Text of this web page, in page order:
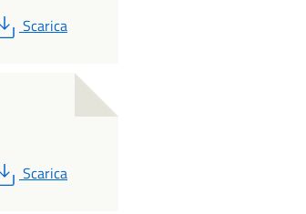
PDF
Scarica
PDF
Scarica